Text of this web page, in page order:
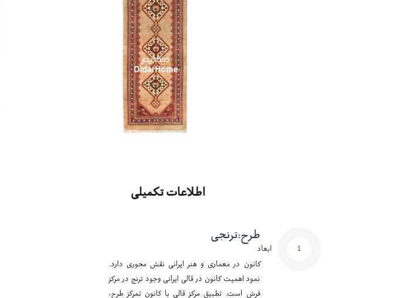
اطلاعات تکمیلی
1 ابعاد
طرح:ترنجی
کانون در معماری و هنر ایرانی نقش محوری دارد.
نمود اهمیت کانون در قالی ایرانی وجود ترنج در مرکز
فرش است. تطبیق مرکز قالی با کانون تمرکز طرح،